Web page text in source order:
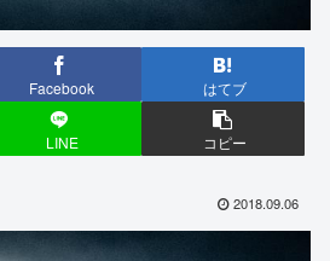
Facebook はてブ
LINE コピー
2018.09.06